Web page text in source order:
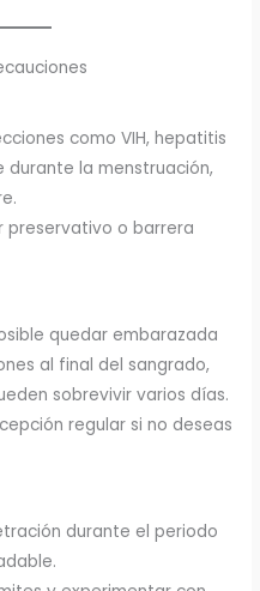
como VIH, hepatitis
durante la menstruación,
preservativo o barrera
quedar embarazada
al final del sangrado,
sobrevivir varios días.
regular si no deseas
durante el periodo